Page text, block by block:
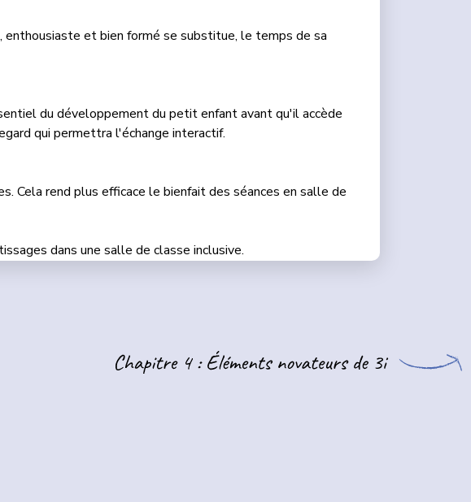
enthousiaste et bien formé se substitue, le temps de sa
du développement du petit enfant avant qu'il accède
qui permettra l'échange interactif.
Cela rend plus efficace le bienfait des séances en salle de
dans une salle de classe inclusive.